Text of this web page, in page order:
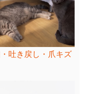
吐き戻し・爪キズ